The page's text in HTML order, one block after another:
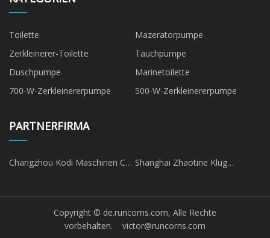
Toilette
Mazeratorpumpe
Zerkleinerer-Toilette
Tauchpumpe
Duschpumpe
Marinetoilette
700-W-Zerkleinererpumpe
500-W-Zerkleinererpumpe
PARTNERFIRMA
Changzhou Kodi Maschinen Co.,
Shanghai Zhaotine Klug
Copyright © de.runcorns.com, Alle Rechte
vorbehalten. victor@runcorns.com